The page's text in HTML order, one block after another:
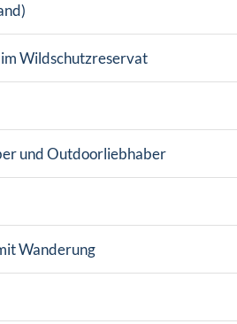
Wildschutzreservat
und Outdoorliebhaber
Wanderung